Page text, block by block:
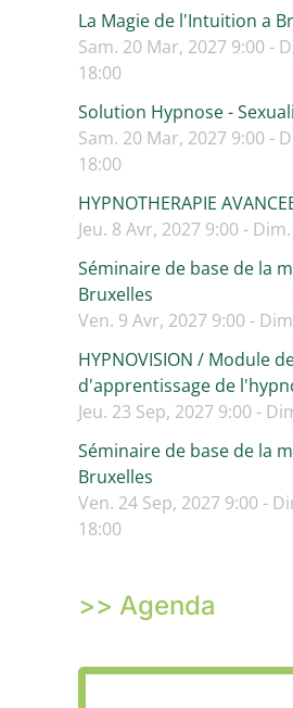
La Magie de l'Intuition a
Sam. 20 Mar, 2027 9:00 -
18:00
Solution Hypnose -
Sam. 20 Mar, 2027 9:00 -
18:00
HYPNOTHERAPIE
Jeu. 8 Avr, 2027 9:00 -
Séminaire de base de la
Bruxelles
Ven. 9 Avr, 2027 9:00 -
HYPNOVISION / Module
d'apprentissage de
Jeu. 23 Sep, 2027 9:00 -
Séminaire de base de la
Bruxelles
Ven. 24 Sep, 2027 9:00 -
18:00
>> Agenda